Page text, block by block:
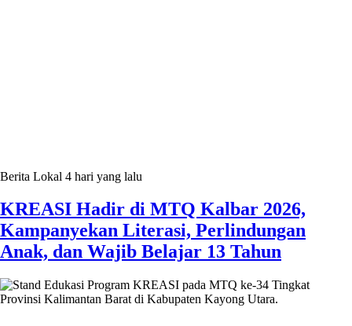
Berita Lokal 4 hari yang lalu
KREASI Hadir di MTQ Kalbar 2026,
Kampanyekan Literasi, Perlindungan
Anak, dan Wajib Belajar 13 Tahun